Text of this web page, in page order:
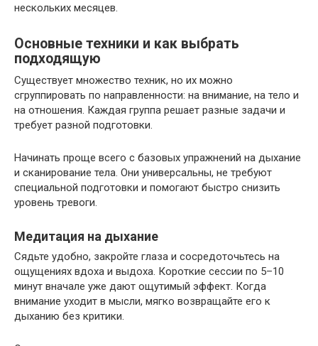
нескольких месяцев.
Основные техники и как выбрать
подходящую
Существует множество техник, но их можно
сгруппировать по направленности: на внимание, на тело и
на отношения. Каждая группа решает разные задачи и
требует разной подготовки.
Начинать проще всего с базовых упражнений на дыхание
и сканирование тела. Они универсальны, не требуют
специальной подготовки и помогают быстро снизить
уровень тревоги.
Медитация на дыхание
Сядьте удобно, закройте глаза и сосредоточьтесь на
ощущениях вдоха и выдоха. Короткие сессии по 5–10
минут вначале уже дают ощутимый эффект. Когда
внимание уходит в мысли, мягко возвращайте его к
дыханию без критики.